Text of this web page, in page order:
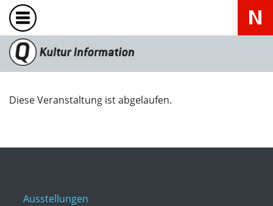
Diese Veranstaltung ist abgelaufen.
Ausstellungen